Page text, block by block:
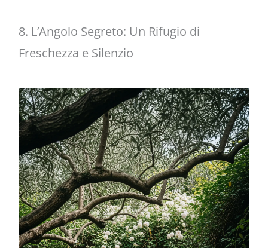
8. L’Angolo Segreto: Un Rifugio di
Freschezza e Silenzio